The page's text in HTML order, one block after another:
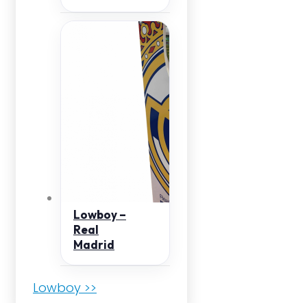
Lowboy –
Real
Madrid
Lowboy >>